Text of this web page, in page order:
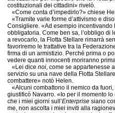
costituzionali dei cittadini» rivelò.
«Come conta d’impedirlo?» chiese
«Tramite varie forme d’attivismo e
Consigliere. «Ad esempio incentivando
obbligatoria. Come ben sa, l’obbligo di
a revocarlo, la Flotta Stellare rimarrà
favoriremo le trattative tra la
firma di un armistizio. Perché prima o
vedere quanti innocenti moriranno
«Lei dice noi, come se appartenesse
servizio su una nave della Flotta
combattere» notò Helen.
«Alcuni combattono il nemico da
giustificò Navarro. «Io per il momento
che i miei giorni sull’Enterprise siano
me, non ascolta i miei inviti alla